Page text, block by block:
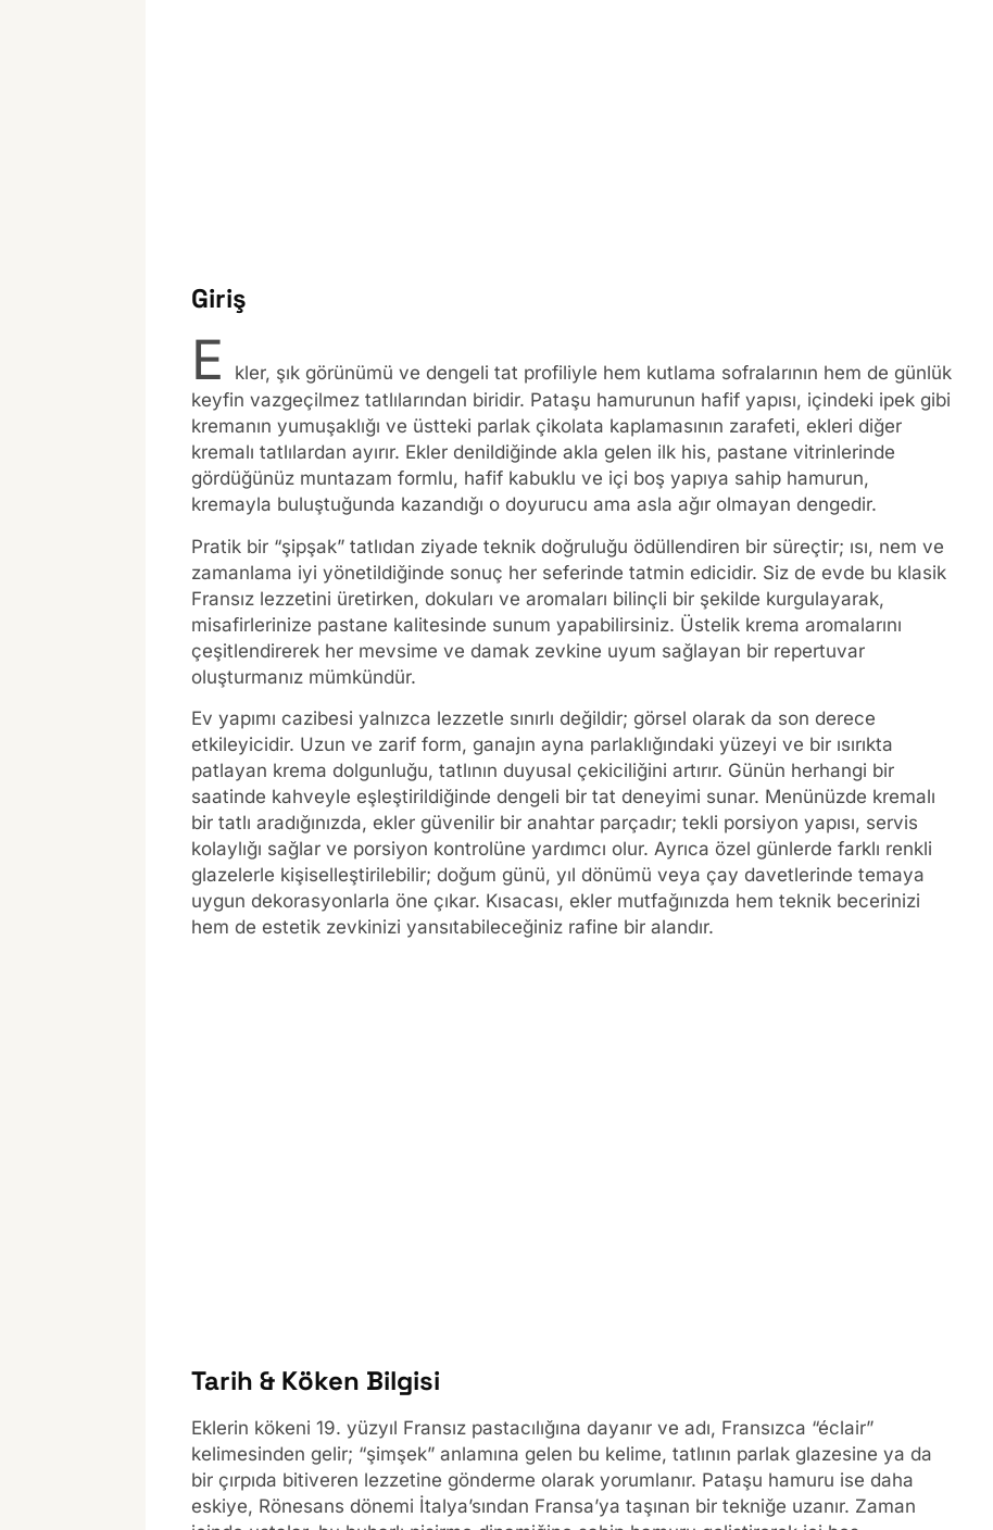
Giriş
E
kler, şık görünümü ve dengeli tat profiliyle hem kutlama sofralarının hem de günlük
keyfin vazgeçilmez tatlılarından biridir. Pataşu hamurunun hafif yapısı, içindeki ipek gibi
kremanın yumuşaklığı ve üstteki parlak çikolata kaplamasının zarafeti, ekleri diğer
kremalı tatlılardan ayırır. Ekler denildiğinde akla gelen ilk his, pastane vitrinlerinde
gördüğünüz muntazam formlu, hafif kabuklu ve içi boş yapıya sahip hamurun,
kremayla buluştuğunda kazandığı o doyurucu ama asla ağır olmayan dengedir.
Pratik bir “şipşak” tatlıdan ziyade teknik doğruluğu ödüllendiren bir süreçtir; ısı, nem ve
zamanlama iyi yönetildiğinde sonuç her seferinde tatmin edicidir. Siz de evde bu klasik
Fransız lezzetini üretirken, dokuları ve aromaları bilinçli bir şekilde kurgulayarak,
misafirlerinize pastane kalitesinde sunum yapabilirsiniz. Üstelik krema aromalarını
çeşitlendirerek her mevsime ve damak zevkine uyum sağlayan bir repertuvar
oluşturmanız mümkündür.
Ev yapımı cazibesi yalnızca lezzetle sınırlı değildir; görsel olarak da son derece
etkileyicidir. Uzun ve zarif form, ganajın ayna parlaklığındaki yüzeyi ve bir ısırıkta
patlayan krema dolgunluğu, tatlının duyusal çekiciliğini artırır. Günün herhangi bir
saatinde kahveyle eşleştirildiğinde dengeli bir tat deneyimi sunar. Menünüzde kremalı
bir tatlı aradığınızda, ekler güvenilir bir anahtar parçadır; tekli porsiyon yapısı, servis
kolaylığı sağlar ve porsiyon kontrolüne yardımcı olur. Ayrıca özel günlerde farklı renkli
glazelerle kişiselleştirilebilir; doğum günü, yıl dönümü veya çay davetlerinde temaya
uygun dekorasyonlarla öne çıkar. Kısacası, ekler mutfağınızda hem teknik becerinizi
hem de estetik zevkinizi yansıtabileceğiniz rafine bir alandır.
Tarih & Köken Bilgisi
Eklerin kökeni 19. yüzyıl Fransız pastacılığına dayanır ve adı, Fransızca “éclair”
kelimesinden gelir; “şimşek” anlamına gelen bu kelime, tatlının parlak glazesine ya da
bir çırpıda bitiveren lezzetine gönderme olarak yorumlanır. Pataşu hamuru ise daha
eskiye, Rönesans dönemi İtalya’sından Fransa’ya taşınan bir tekniğe uzanır. Zaman